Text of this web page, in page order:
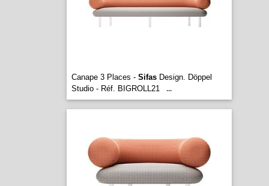
Canape 3 Places - SifasDesign. Döppel
Studio - Réf. BIGROLL21
...